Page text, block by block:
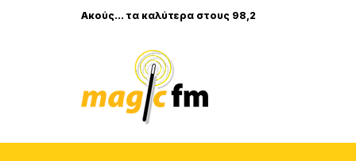
Ακούς... τα καλύτερα στους 98,2